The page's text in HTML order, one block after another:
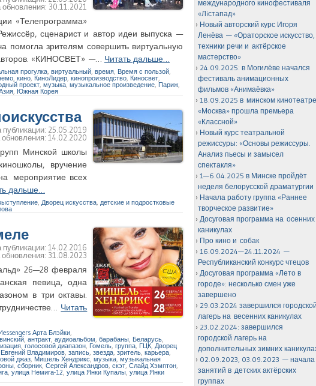
обновления: 30.11.2021
«Телепрограмма»
сценарист и автор идеи выпуска —
зрителям совершить виртуальную
«КИНОСВЕТ» —… Читать дальше…
прогулка виртуальный время Время с пользой
кино ,КиноЛидер кинопроизводство Киносвет
проект музыка, музыкальное произведение Париж
Южная Корея
публикации: 25.05.2019
обновления:14.02.2020
Минской школы
вручение
мероприятие всех
дальше…
Дворец искусства детские и подростковые
публикации:14.02.2016
обновления: 31.08.2023
26—28 февраля
певица, одна
в три октавы.
Читать
Арта Блэйки
антракт аудиоальбом барабаны Беларусь
,голосовой диапазон Гомель группа ГЦК, Дворец
Евгений Владимиров запись звезда зритель карьера
джаз Мишель Хендрикс музыка музыкальная
,сборник Сергей Александров скэт, Слайд Хэмптон
улица Немига-12 улица Янки Купалы улица Янки
международного кинофестиваля
«Лiстапад»
Новый авторский курс Игоря
Ленёва — «Ораторское искусство,
техники речи и актёрское
мастерство»
24.09.2025: в Могилёве начался
фестиваль анимационных
фильмов «Анимаёвка»
18.09.2025 в минском
«Москва» прошла премьера
«Классной»
Новый курс театральной
режиссуры: «Основы режиссуры.
Анализ пьесы и замысел
спектакля»
1—6.04.2025 в Минске пройдёт
неделя белорусской драматургии
Начала работу группа «Раннее
творческое развитие»
Досуговая программа на осенних
каникулах
Про кино и собак
16.09.2024—24.11.2024 —
Республиканский конкурс чтецов
Досуговая программа «Лето в
городе»: несколько смен уже
завершено
29.03.2024 завершился
лагерь на весенних каникулах
23.02.2024: завершился
городской лагерь на
дополнительных зимних
02.09.2023, 03.09.2023 — начала
занятий в детских актёрских
группах